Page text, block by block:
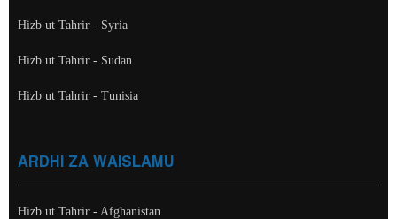
Hizb ut Tahrir - Syria
Hizb ut Tahrir - Sudan
Hizb ut Tahrir - Tunisia
ARDHI ZA WAISLAMU
Hizb ut Tahrir - Afghanistan